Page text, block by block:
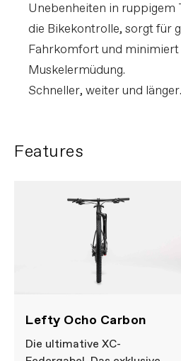
Unebenheiten in ruppigem
die Bikekontrolle, sorgt für
Fahrkomfort und minimiert
Muskelermüdung.
Schneller, weiter und länger.
Features
Lefty Ocho Carbon
Die ultimative XC-